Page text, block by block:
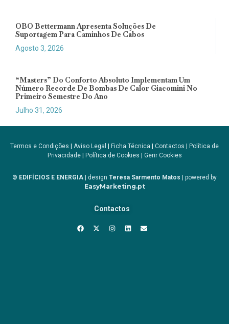
OBO Bettermann Apresenta Soluções De
Suportagem Para Caminhos De Cabos
Agosto 3, 2026
“Masters” Do Conforto Absoluto Implementam Um
Número Recorde De Bombas De Calor Giacomini No
Primeiro Semestre Do Ano
Julho 31, 2026
Termos e Condições Aviso Legal Ficha Técnica Contactos
Política de
Privacidade| Política de Cookies Gerir Cookies
© EDIFÍCIOS E ENERGIA | design Teresa Sarmento Matos | powered by
EasyMarketing.pt
Contactos